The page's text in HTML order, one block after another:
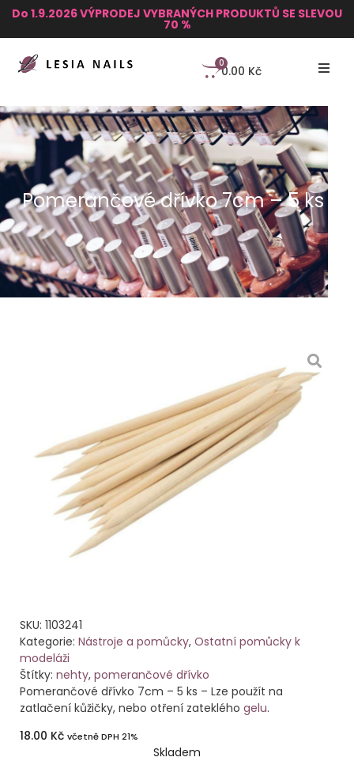
Do 1.9.2026 VÝPRODEJ VYBRANÝCH PRODUKTŮ SE SLEVOU
70 %
0.00 Kč
0
Pomerančové dřívko 7cm – 5 ks
SKU: 1103241
Kategorie: Nástroje a pomůcky, Ostatní pomůcky k
modeláži
Štítky: nehty, pomerančové dřívko
Pomerančové dřívko 7cm – 5 ks – Lze použít na
zatlačení kůžičky, nebo otření zateklého gelu.
18.00 Kč včetně DPH 21%
Skladem